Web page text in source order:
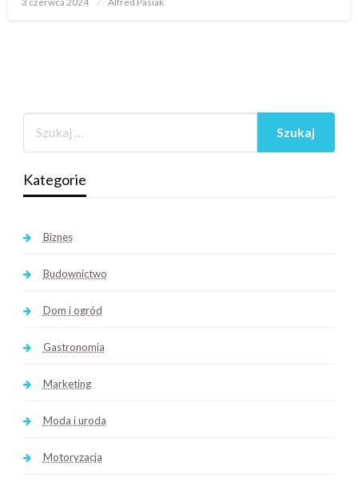
Kategorie
Biznes
Budownictwo
Dom i ogród
Gastronomia
Marketing
Moda i uroda
Motoryzacja